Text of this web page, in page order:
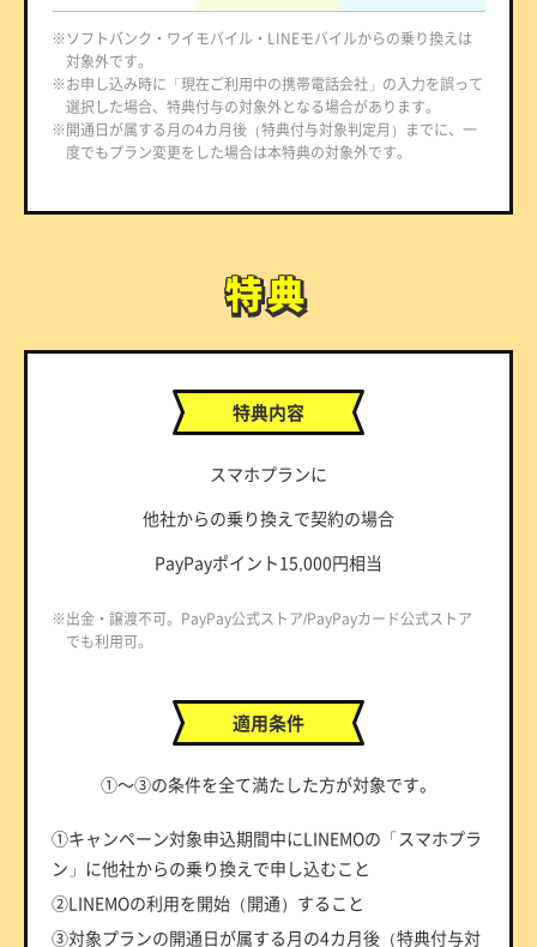
※ソフトバンク・ワイモバイル・LINEモバイルからの乗り換えは
対象外です。
※お申し込み時に「現在ご利用中の携帯電話会社」の入力を誤って
選択した場合、特典付与の対象外となる場合があります。
※開通日が属する月の4カ月後（特典付与対象判定月）までに、一
度でもプラン変更をした場合は本特典の対象外です。
特典
特典
特典内容
スマホプランに
他社からの乗り換えで契約の場合
PayPayポイント15,000円相当
※出金・譲渡不可。PayPay公式ストア/PayPayカード公式ストア
でも利用可。
適用条件
①～③の条件を全て満たした方が対象です。
①キャンペーン対象申込期間中にLINEMOの「スマホプラ
ン」に他社からの乗り換えで申し込むこと
②LINEMOの利用を開始（開通）すること
③対象プランの開通日が属する月の4カ月後（特典付与対